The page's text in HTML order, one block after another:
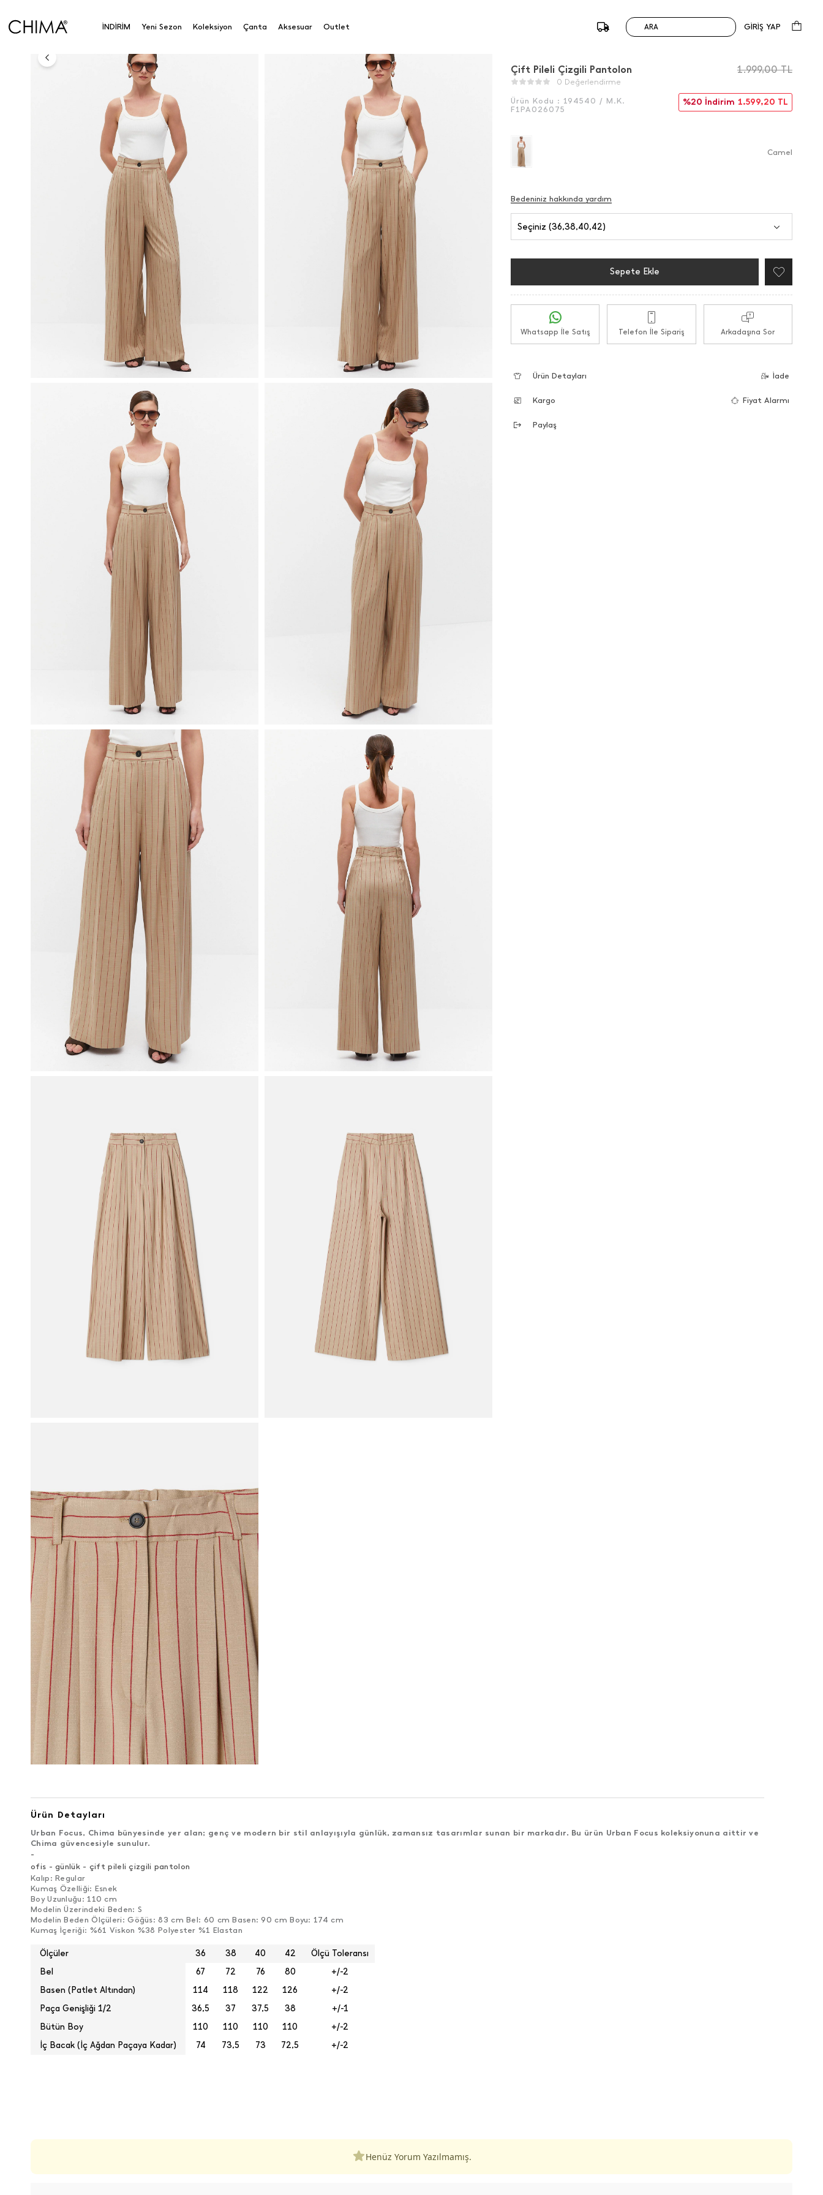
İNDİRİM Yeni Sezon Koleksiyon Çanta Aksesuar Outlet ARA GİRİŞ YAP
Anasayfa
Çift Pileli Çizgili Pantolon
0 Değerlendirme
Ürün Kodu : 194540 / M.K.
F1PA026075
1.999,00TL
%20 İndirim 1.599,20 TL
Camel
Bedeniniz hakkında yardım
Seçiniz (36,38,40,42)
Sepete Ekle
Whatsapp İle Satış Telefon İle Sipariş Arkadaşına Sor
Ürün Detayları İade
Kargo Fiyat Alarmı
Paylaş
Ürün Detayları
Urban Focus, Chima bünyesinde yer alan; genç ve modern bir stil anlayışıyla günlük, zamansız tasarımlar sunan bir markadır. Bu ürün Urban Focus koleksiyonuna aittir ve
Chima güvencesiyle sunulur.
-
ofis - günlük - çift pileli çizgili pantolon
Kalıp: Regular
Kumaş Özelliği: Esnek
Boy Uzunluğu: 110 cm
Modelin Üzerindeki Beden: S
Modelin Beden Ölçüleri: Göğüs: 83 cm Bel: 60 cm Basen: 90 cm Boyu: 174 cm
Kumaş İçeriği: %61 Viskon %38 Polyester %1 Elastan
Ölçüler 36 38 40 42
Ölçü Toleransı
Bel
67 72 76 80
+/-2
Basen (Patlet Altından)
114 118 122 126
+/-2
Paça Genişliği 1/2
36,5 37 37,5 38
+/-1
Bütün Boy
110 110 110 110
+/-2
İç Bacak (İç Ağdan Paçaya Kadar)
74 73,5 73 72,5 +/-2
Henüz Yorum Yazılmamış.